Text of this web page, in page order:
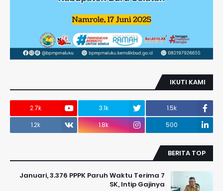
IKUTI KAMI
1.5k
3.1k
2.7k
500
1.8k
1.2k
BERITA TOP
7 Januari, 3.376 PPPK Paruh Waktu Terima
SK, Intip Gajinya